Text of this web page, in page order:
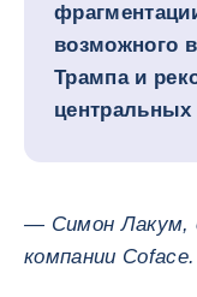
возможного
Трампа и
центральных
— Симон Лакум,
компании Coface.